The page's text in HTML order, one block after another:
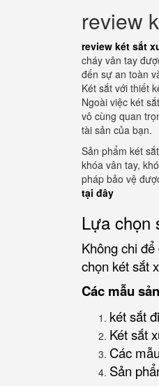
review
review két sắt
cháy vân tay
đến sự an toàn
Két sắt với thiết
Ngoài việc két
vô cùng quan
tài sản của bạn.
Sản phẩm két
khóa vân tay,
pháp bảo vệ
tại đây
Lựa chọn
Không chi
chọn két sắt
Các mẫu
két sắt
Két sắt
Các
Sản